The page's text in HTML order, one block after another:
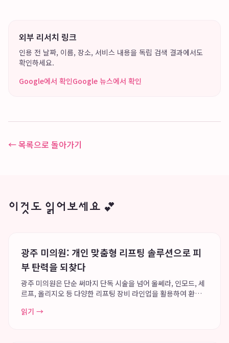
외부 리서치 링크
인용 전 날짜, 이름, 장소, 서비스 내용을 독립 검색 결과에서도
확인하세요.
Google에서 확인Google 뉴스에서 확인
← 목록으로 돌아가기
이것도 읽어보세요 💕
광주 미의원: 개인 맞춤형 리프팅 솔루션으로 피
부 탄력을 되찾다
광주 미의원은 단순 써마지 단독 시술을 넘어 울쎄라, 인모드, 세
르프, 올리지오 등 다양한 리프팅 장비 라인업을 활용하여 환자
대로 다나메디칼센터 4층과 8층에 위치한 광주 미의원은 리프팅
읽기 →